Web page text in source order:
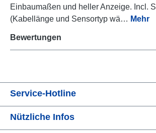
Einbaumaßen und heller Anzeige. Incl.
(Kabellänge und Sensortyp wä… Mehr
Bewertungen
Service-Hotline
Nützliche Infos